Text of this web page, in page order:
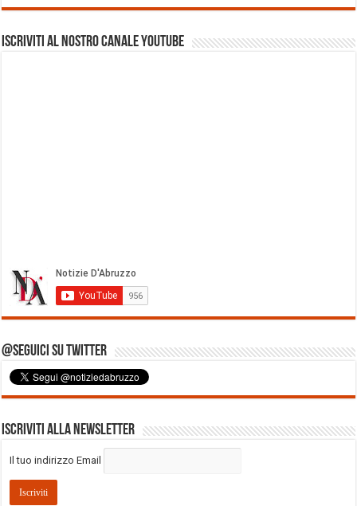
Iscriviti al nostro Canale Youtube
@Seguici su Twitter
Iscriviti alla Newsletter
Il tuo indirizzo Email